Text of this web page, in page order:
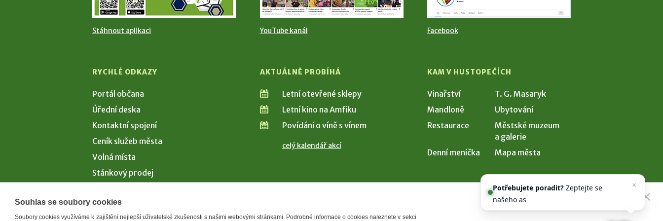
Stáhnout aplikaci YouTube kanál Facebook
RYCHLÉ ODKAZY
Portál občana
Úřední deska
Kontaktní spojení
Ceník služeb města
Volná místa
Stánkový prodej
AKTUÁLNĚ PROBÍHÁ
Letní otevřené sklepy
Letní kino na Amfiku
Povídání o víně s vínem
celý kalendář akcí
KAM V HUSTOPEČÍCH
Vinařství
T. G. Masaryk
Mandloně
Ubytování
Restaurace
Městské muzeum
a galerie
Denní meníčka
Mapa města
Souhlas se soubory cookies
Soubory cookies využíváme k zajištění nejlepší uživatelské zkušenosti s našimi webovými stránkami. Podrobné informace o cookies naleznete v sekci
Potřebujete poradit?Zeptejte se
našeho asistenta